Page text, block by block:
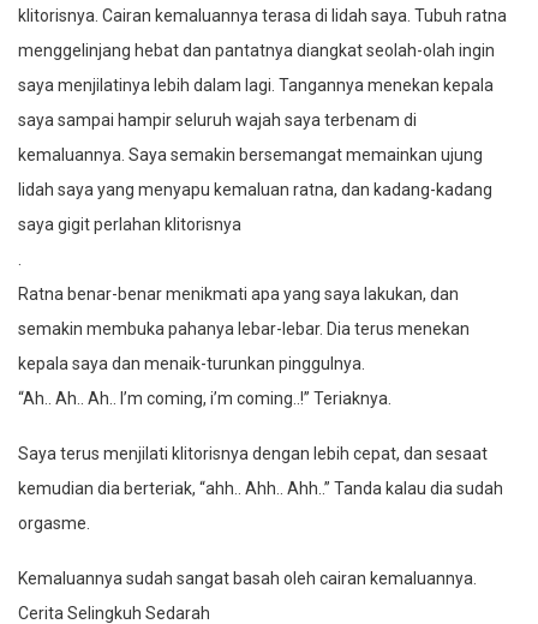
klitorisnya. Cairan kemaluannya terasa di lidah saya. Tubuh ratna
menggelinjang hebat dan pantatnya diangkat seolah-olah ingin
saya menjilatinya lebih dalam lagi. Tangannya menekan kepala
saya sampai hampir seluruh wajah saya terbenam di
kemaluannya. Saya semakin bersemangat memainkan ujung
lidah saya yang menyapu kemaluan ratna, dan kadang-kadang
saya gigit perlahan klitorisnya
Ratna benar-benar menikmati apa yang saya lakukan, dan
semakin membuka pahanya lebar-lebar. Dia terus menekan
kepala saya dan menaik-turunkan pinggulnya.
“Ah.. Ah.. Ah.. I’m coming, i’m coming..!” Teriaknya.
Saya terus menjilati klitorisnya dengan lebih cepat, dan sesaat
kemudian dia berteriak, “ahh.. Ahh.. Ahh..” Tanda kalau dia sudah
orgasme.
Kemaluannya sudah sangat basah oleh cairan kemaluannya.
Cerita Selingkuh Sedarah